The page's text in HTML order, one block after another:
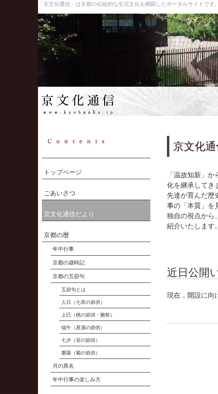
「京文化通信」は京都の伝統的な生活文化を網羅したポータルサイトです
京文化
「温故知新」か
化を継承してき
先達が育んだ歴
事の「本質」を
独自の視点から
紹介いたします
近日公開
現在，開設に向
トップページ
ごあいさつ
京文化通信だより
京都の暦
年中行事
京都の歳時記
京都の五節句
五節句とは
人日（七草の節供）
上巳（桃の節供・雛祭）
端午（菖蒲の節供）
七夕（笹の節供）
重陽（菊の節供）
月の異名
年中行事の楽しみ方